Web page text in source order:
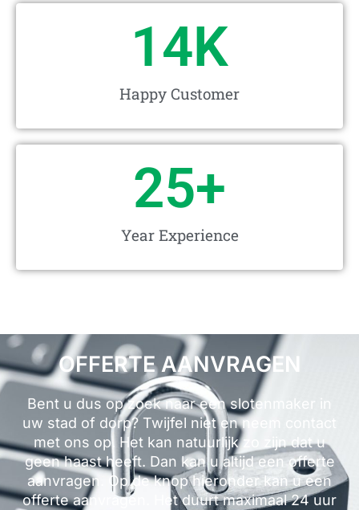
Happy Customer
14K
Year Experience
25+
OFFERTE AANVRAGEN
Bent u dus op zoek naar een slotenmaker in
uw stad of dorp? Twijfel niet en neem contact
met ons op. Het kan natuurlijk zo zijn dat u
geen haast heeft. Dan kan u altijd een offerte
aanvragen. Op de knop hieronder kan u een
offerte aanvragen. Het duurt maximaal 24 uur